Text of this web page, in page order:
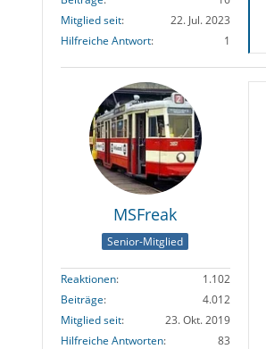
Mitglied seit
22. Jul. 2023
Hilfreiche Antwort
1
MSFreak
Senior-Mitglied
Reaktionen
1.102
Beiträge
4.012
Mitglied seit
23. Okt. 2019
Hilfreiche Antworten
83